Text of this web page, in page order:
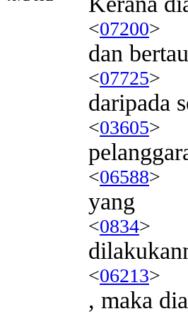
<07200>
dan
<07725>
daripada
<03605>
<06588>
yang
<0834>
<06213>
, maka